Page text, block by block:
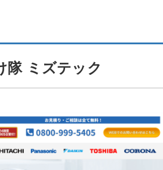
隊 ミズテック